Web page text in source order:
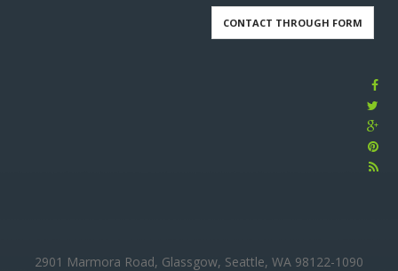
CONTACT THROUGH FORM
2901 Marmora Road, Glassgow, Seattle, WA 98122-1090